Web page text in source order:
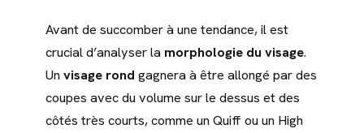
Avant de succomber à une tendance, il est
crucial d’analyser la morphologie du visage.
Un visage rond gagnera à être allongé par des
coupes avec du volume sur le dessus et des
côtés très courts, comme un Quiff ou un High